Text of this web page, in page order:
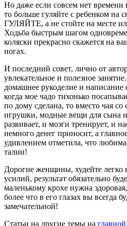
Но даже если совсем нет времени
то больше гуляйте с ребенком на
ГУЛЯЙТЕ, а не стойте на месте
Ходьба быстрым шагом
коляски прекрасно скажется на
ногах.
И последний совет, лично от
увлекательное и полезное
домашнее рукоделие и написание
когда мое чадо тихонько
по дому сделана, то вместо чая со
игрушки, модные вещи для сына
развивает, и мозги тренирует, и
немного денег приносит, а
удивлением отметила, что
талии!
Дорогие женщины, худейте легко
усилий, результат обязательно
маленькому крохе нужна
более что в его глазах вы всегда
замечательной!
Статьи на другие темы на